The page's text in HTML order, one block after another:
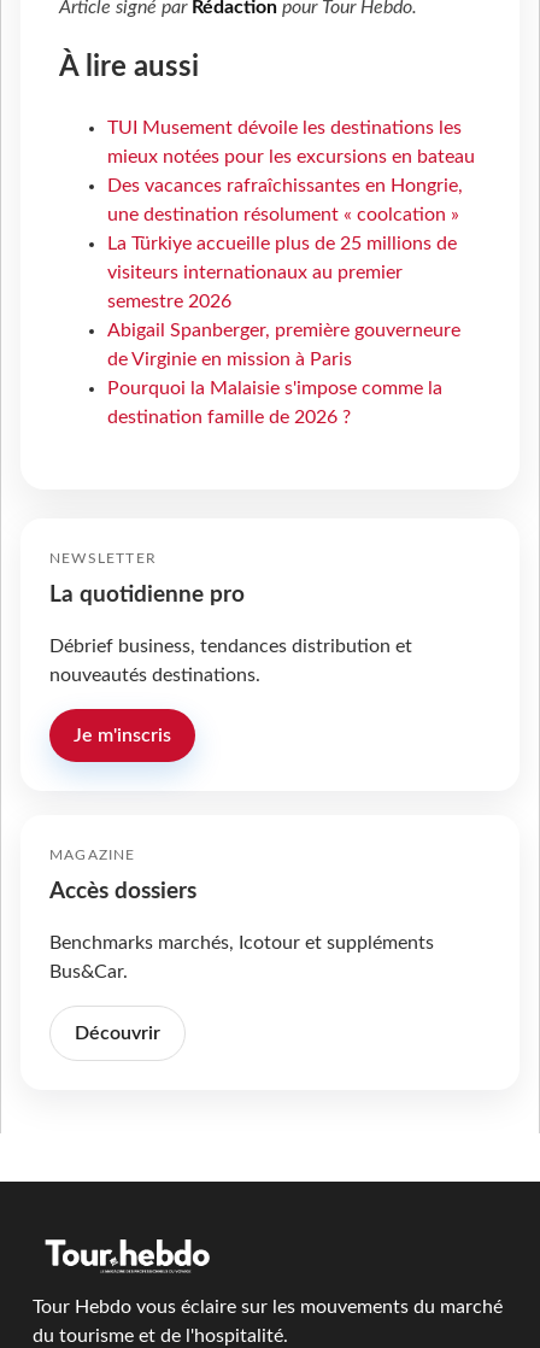
Article signé par Rédaction pour Tour Hebdo.
À lire aussi
TUI Musement dévoile les destinations les
mieux notées pour les excursions en bateau
Des vacances rafraîchissantes en Hongrie,
une destination résolument « coolcation »
La Türkiye accueille plus de 25 millions de
visiteurs internationaux au premier
semestre 2026
Abigail Spanberger, première gouverneure
de Virginie en mission à Paris
Pourquoi la Malaisie s'impose comme la
destination famille de 2026 ?
NEWSLETTER
La quotidienne pro
Débrief business, tendances distribution et
nouveautés destinations.
Je m'inscris
MAGAZINE
Accès dossiers
Benchmarks marchés, Icotour et suppléments
Bus&Car.
Découvrir
Tour Hebdo vous éclaire sur les mouvements du marché
du tourisme et de l'hospitalité.